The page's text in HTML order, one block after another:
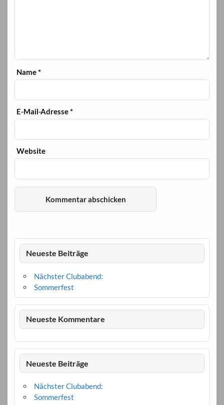
Name*
E-Mail-Adresse*
Website
Neueste Beiträge
Nächster Clubabend:
Sommerfest
Neueste Kommentare
Neueste Beiträge
Nächster Clubabend:
Sommerfest